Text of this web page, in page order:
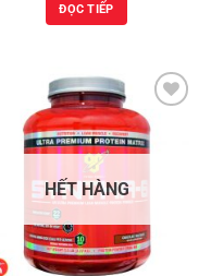
ĐỌC TIẾP
HẾT HÀNG